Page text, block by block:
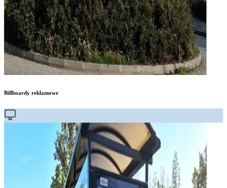
Billboardy reklamowe